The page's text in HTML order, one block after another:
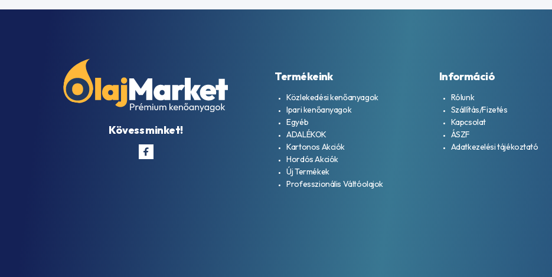
Kövess minket!
Termékeink
Közlekedési kenőanyagok
Ipari kenőanyagok
Egyéb
ADALÉKOK
Kartonos Akciók
Hordós Akciók
Új Termékek
Professzionális Váltóolajok
Információ
Rólunk
Szállítás/Fizetés
Kapcsolat
ÁSZF
Adatkezelési tájékoztató